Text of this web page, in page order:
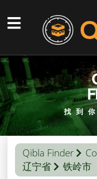
找到
Qibla Finder
辽宁省
铁岭市